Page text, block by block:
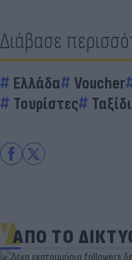
Διάβασε
Ελλάδα Voucher
Τουρίστες
ΑΠΟ ΤΟ